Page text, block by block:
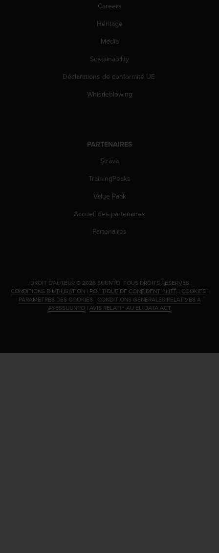
Careers
Héritage
Media
Sustainability
Déclarations de conformité UE
Whistleblowing
PARTENAIRES
Strava
TrainingPeaks
Value Pack
Accueil des partenaires
Partenaires
. DROIT D'AUTEUR © 2026 SUUNTO. TOUS DROITS RÉSERVÉS.
CONDITIONS D’UTILISATION| POLITIQUE DE CONFIDENTIALITÉ | COOKIES |
PARAMÈTRES DES COOKIES | CONDITIONS GÉNÉRALES RELATIVES À
#YESSUUNTO | AVIS RELATIF AU EU DATA ACT